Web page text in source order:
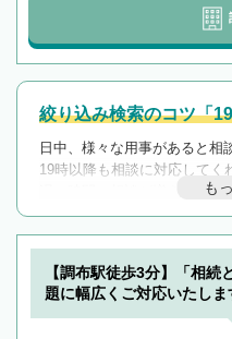
絞り込み検索のコツ「
日中、様々な用事があると相
19時以降も相談に対応してく
遅い時間の相談が増えそうな
んで検索してみましょう。
19時以
を加
も
【調布駅徒歩3分】「相続
題に幅広くご対応いたしま